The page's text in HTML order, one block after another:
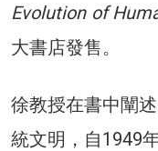
Evolution of
大書店發售。
徐教授在書中闡
統文明，自1949